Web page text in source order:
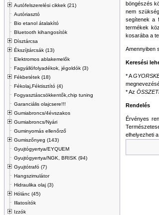
Autófelszerelési cikkek (21)
Autóriasztó
Bio etanol átalakító
Bluetooth kihangosítók
Dísztárcsa
Ékszíjtárcsák (13)
Elektromos ablakemelők
Fagyállófolyadékok, jégoldók (3)
Fékbetétek (18)
Fékolaj,Féktisztító (4)
Fogyasztáscsökkentők,chip tuning
Garanciális olajcsere!!!
Gumiabroncs/4évszakos
Gumiabroncs/Nyári
Guminyomás ellenőrző
Gumiszőnyeg (143)
Gyujtógyertya/EYQUEM
Gyujtógyertya/NGK, BRISK (94)
Gyujtótrafó (7)
Hangszimulátor
Hidraulika olaj (3)
Hólánc (45)
Illatosítók
Izzók
böngészés
nem
segítenek a
termékek
kosarába a
Amennyiben
Keresési
* A
* Az
Rendelés
Érvényes
elhelyezheti